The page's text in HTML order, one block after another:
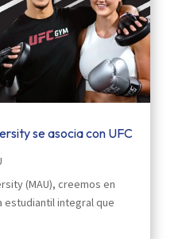
se asocia con UFC
(MAU), creemos en
estudiantil integral que